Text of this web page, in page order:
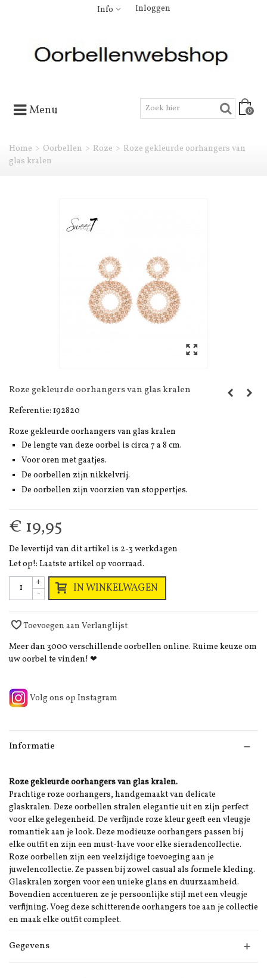
Info Inloggen
Menu 0
Home > Oorbellen > Roze > Roze gekleurde oorhangers van
glas kralen
Roze gekleurde oorhangers van glas kralen
Referentie: 192820
Roze gekleurde oorhangers van glas kralen
De lengte van deze oorbel is circa 7 a 8 cm.
Voor oren met gaatjes.
De oorbellen zijn nikkelvrij.
De oorbellen zijn voorzien van stoppertjes.
€ 19,95
De levertijd van dit artikel is 2-3 werkdagen
Let op!: Laatste artikel op voorraad.
-
+ IN WINKELWAGEN
Toevoegen aan Verlanglijst
Meer dan 3000 verschillende oorbellen online. Ruime keuze om
uw oorbel te vinden! ❤
Volg ons op Instagram
Informatie
Roze gekleurde oorhangers van glas kralen.
Prachtige roze oorhangers, handgemaakt van delicate
glaskralen. Deze oorbellen stralen elegantie uit en zijn perfect
voor elke gelegenheid. De verfijnde roze kleur geeft een vleugje
romantiek aan je look. Deze modieuze oorhangers passen bij
elke outfit en zijn een must-have voor elke sieradencollectie.
Roze oorbellen zijn een veelzijdige toevoeging aan je
juwelencollectie. Ze passen bij zowel casual als formele kleding.
Glaskralen zorgen voor een unieke glans en duurzaamheid.
Bovendien accentueren ze je persoonlijke stijl met een vleugje
verfijning. Voeg deze schitterende oorhangers toe aan je collectie
en maak elke outfit compleet.
Gegevens